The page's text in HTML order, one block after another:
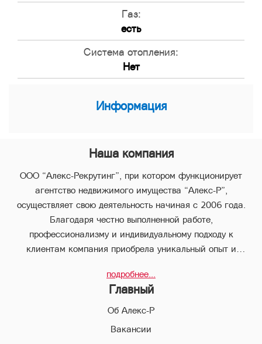
Газ:
есть
Система отопления:
Нет
Информация
Наша компания
ООО “Алекс-Рекрутинг”, при котором функционирует
агентство недвижимого имущества “Алекс-Р”,
осуществляет свою деятельность начиная с 2006 года.
Благодаря честно выполненной работе,
профессионализму и индивидуальному подходу к
клиентам компания приобрела уникальный опыт и
В компании “Алекс-Р” предоставляется целый пакет
услуг, что позволяет клиенту с наименьшими потерями во
времени совершить любые виды сделок в сфере
подробнее...
Главный
Об Алекс-Р
Вакансии